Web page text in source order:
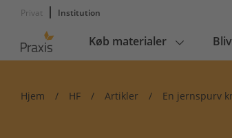
Privat Institution
Main
navigation
Køb materialer
Hjem / HF / Artikler / En jernspurv